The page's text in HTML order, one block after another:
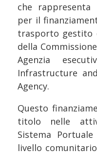
che
per il
trasporto gestito
della
Agenzia
Infrastructure
Agency.
Questo
titolo nelle
Sistema
livello